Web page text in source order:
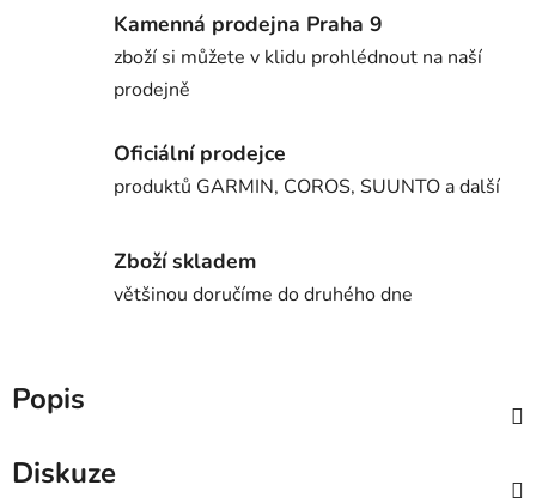
Kamenná prodejna Praha 9
zboží si můžete v klidu prohlédnout na naší
prodejně
Oficiální prodejce
produktů GARMIN, COROS, SUUNTO a další
Zboží skladem
většinou doručíme do druhého dne
Popis
Diskuze